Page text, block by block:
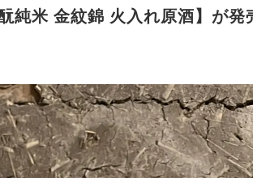
純米 金紋錦 火入れ原酒】が発